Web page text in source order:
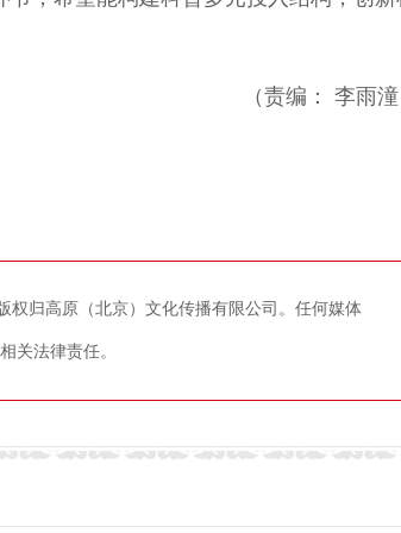
（责编： 李雨潼
权归高原（北京）文化传播有限公司。任何媒体
关法律责任。